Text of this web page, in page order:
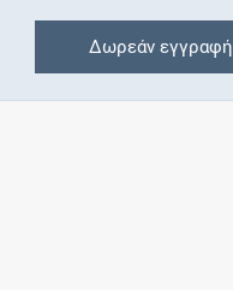
Συνδρομές
Δωρεάν εγγραφή